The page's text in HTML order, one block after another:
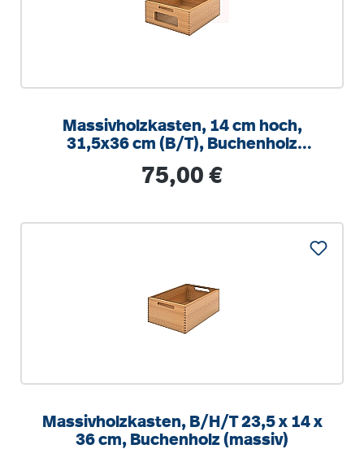
Massivholzkasten, 14 cm hoch,
31,5x36 cm (B/T), Buchenholz
Regulärer Preis:
75,00 €
Massivholzkasten, B/H/T 23,5 x 14 x
36 cm, Buchenholz (massiv)